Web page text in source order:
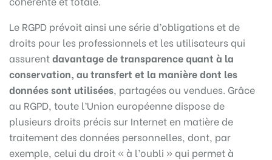
Le RGPD prévoit ainsi une série d’obligations et de
droits pour les professionnels et les utilisateurs qui
assurentdavantage de transparence quant à la
conservation, au transfert et la manière dont les
données sont utilisées, partagées ou vendues. Grâce
au RGPD, toute l’Union européenne dispose de
plusieurs droits précis sur Internet en matière de
traitement des données personnelles, dont, par
exemple, celui du droit « à l’oubli » qui permet à